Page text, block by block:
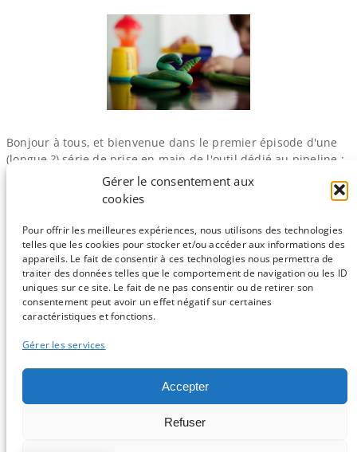
Gérer le consentement aux
cookies
Pour offrir les meilleures expériences, nous utilisons des technologies
telles que les cookies pour stocker et/ou accéder aux informations des
appareils. Le fait de consentir à ces technologies nous permettra de
traiter des données telles que le comportement de navigation ou les ID
uniques sur ce site. Le fait de ne pas consentir ou de retirer son
consentement peut avoir un effet négatif sur certaines
caractéristiques et fonctions.
Gérer les services
Accepter
Refuser
Bonjour à tous, et bienvenue dans le premier épisode d'une
(longue ?) série de prise en main de l'outil dédié au pipeline :
Snakemake. Si vous ne connaissez pas encore cet outil, c'est
que vous êtes sûrement passés à côté de cet article écrit par
pipelines déjà…
Sauf mention contraire, tous les articles du blog sont sous licence
Vous souhaitez participer ?
Contactez nous !